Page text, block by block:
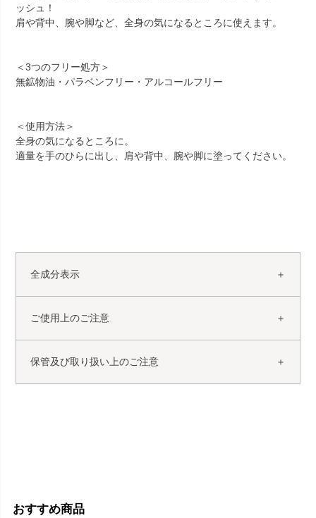
ッシュ！
肩や背中、腕や脚など、全身の気になるところに使えます。
＜3つのフリー処方＞
無鉱物油・パラベンフリー・アルコールフリー
＜使用方法＞
全身の気になるところに。
適量を手のひらに出し、肩や背中、腕や脚に塗ってください。
全成分表示
ご使用上のご注意
保管及び取り扱い上のご注意
おすすめ商品